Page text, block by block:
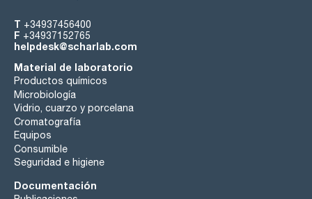
T +34937456400
F +34937152765
helpdesk@scharlab.com
Material de laboratorio
Productos químicos
Microbiología
Vidrio, cuarzo y porcelana
Cromatografía
Equipos
Consumible
Seguridad e higiene
Documentación